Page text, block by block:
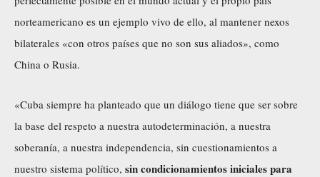
norteamericano es un ejemplo vivo de ello, al mantener nexos
bilaterales «con otros países que no son sus aliados», como
China o Rusia.
«Cuba siempre ha planteado que un diálogo tiene que ser sobre
la base del respeto a nuestra autodeterminación, a nuestra
soberanía, a nuestra independencia, sin cuestionamientos a
nuestro sistema político, sin condicionamientos iniciales para